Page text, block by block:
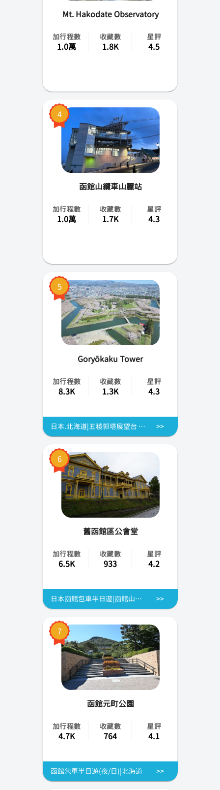
佐賀
Mt. Hakodate Observatory
加行程數
1.0萬
收藏數
1.8K
星評
4.5
4
函館山纜車山麓站
加行程數
1.0萬
收藏數
1.7K
星評
4.3
5
Goryōkaku Tower
加行程數
8.3K
收藏數
1.3K
星評
4.3
日本.北海道|五稜郭塔展望台 GORYOKAKU TOWER 門票
6
舊函館區公會堂
加行程數
6.5K
收藏數
933
星評
4.2
日本函館包車半日遊|函館山夜景|函館市區出發
7
函館元町公園
加行程數
4.7K
收藏數
764
星評
4.1
函館包車半日遊(夜/日)|北海道